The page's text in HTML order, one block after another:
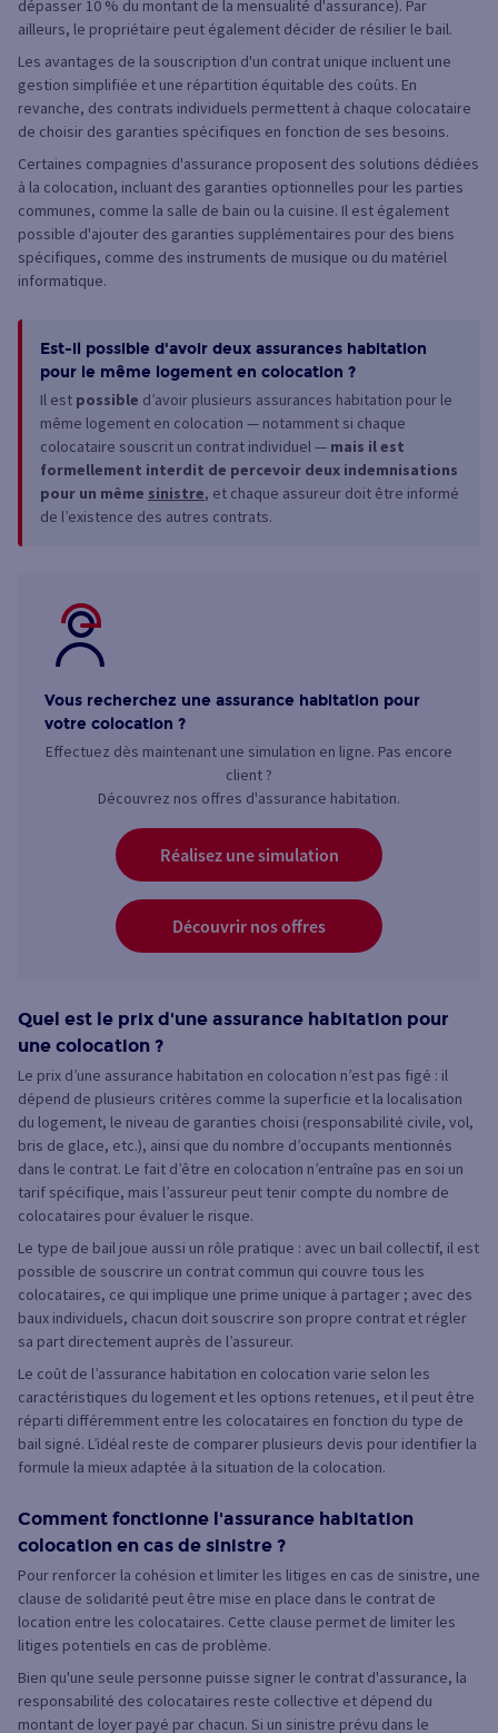
dépasser 10 % du montant de la mensualité d'assurance). Par
ailleurs, le propriétaire peut également décider de résilier le bail.
Les avantages de la souscription d'un contrat unique incluent une
gestion simplifiée et une répartition équitable des coûts. En
revanche, des contrats individuels permettent à chaque colocataire
de choisir des garanties spécifiques en fonction de ses besoins.
Certaines compagnies d'assurance proposent des solutions dédiées
à la colocation, incluant des garanties optionnelles pour les parties
communes, comme la salle de bain ou la cuisine. Il est également
possible d'ajouter des garanties supplémentaires pour des biens
spécifiques, comme des instruments de musique ou du matériel
informatique.
Est-il possible d'avoir deux assurances habitation
pour le même logement en colocation ?
Il est possible d’avoir plusieurs assurances habitation pour le
même logement en colocation — notamment si chaque
colocataire souscrit un contrat individuel — mais il est
formellement interdit de percevoir deux indemnisations
pour un même sinistre, et chaque assureur doit être informé
de l’existence des autres contrats.
Vous recherchez une assurance habitation pour
votre colocation ?
Effectuez dès maintenant une simulation en ligne. Pas encore
client ?
Découvrez nos offres d'assurance habitation.
Réalisez une simulation
Découvrir nos offres
Quel est le prix d'une assurance habitation pour
une colocation ?
Le prix d’une assurance habitation en colocation n’est pas figé : il
dépend de plusieurs critères comme la superficie et la localisation
du logement, le niveau de garanties choisi (responsabilité civile, vol,
bris de glace, etc.), ainsi que du nombre d’occupants mentionnés
dans le contrat. Le fait d’être en colocation n’entraîne pas en soi un
tarif spécifique, mais l’assureur peut tenir compte du nombre de
colocataires pour évaluer le risque.
Le type de bail joue aussi un rôle pratique : avec un bail collectif, il est
possible de souscrire un contrat commun qui couvre tous les
colocataires, ce qui implique une prime unique à partager ; avec des
baux individuels, chacun doit souscrire son propre contrat et régler
sa part directement auprès de l’assureur.
Le coût de l’assurance habitation en colocation varie selon les
caractéristiques du logement et les options retenues, et il peut être
réparti différemment entre les colocataires en fonction du type de
bail signé. L’idéal reste de comparer plusieurs devis pour identifier la
formule la mieux adaptée à la situation de la colocation.
Comment fonctionne l'assurance habitation
colocation en cas de sinistre ?
Pour renforcer la cohésion et limiter les litiges en cas de sinistre, une
clause de solidarité peut être mise en place dans le contrat de
location entre les colocataires. Cette clause permet de limiter les
litiges potentiels en cas de problème.
Bien qu'une seule personne puisse signer le contrat d'assurance, la
responsabilité des colocataires reste collective et dépend du
montant de loyer payé par chacun. Si un sinistre prévu dans le